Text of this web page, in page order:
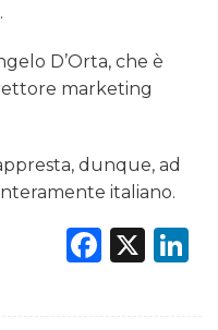
D’Orta, che è
marketing
dunque, ad
italiano.
X